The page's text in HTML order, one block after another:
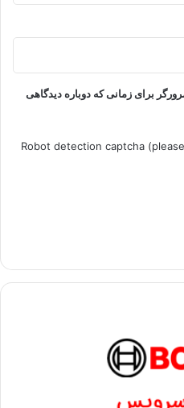
برای زمانی که دوباره دیدگاهی
Robot detection captcha